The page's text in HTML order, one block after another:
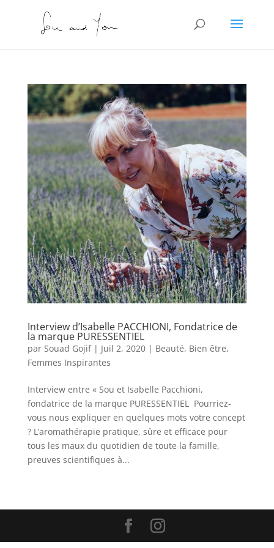
Interview d’Isabelle PACCHIONI, Fondatrice de
la marque PURESSENTIEL
par Souad Gojif| Juil 2, 2020| Beauté, Bien être,
Femmes Inspirantes
Interview entre « Sou et Isabelle Pacchioni,
fondatrice de la marque PURESSENTIEL Pourriez-
vous nous expliquer en quelques mots votre concept
? L’aromathérapie pratique, sûre et efficace pour
tous les maux du quotidien de toute la famille,
preuves scientifiques à...